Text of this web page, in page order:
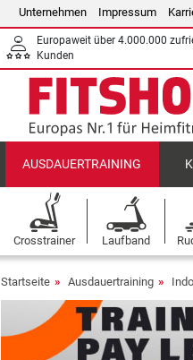
Unternehmen Impressum
Europaweit über 4.000.000
Kunden
AUSDAUERTRAINING
Crosstrainer Laufband
Startseite Ausdauertraining